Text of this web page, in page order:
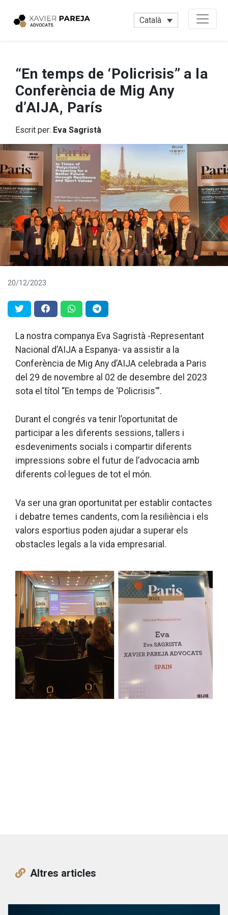
Català
“En temps de ‘Policrisis” a la
Conferència de Mig Any
d’AIJA, París
Escrit per: Eva Sagristà
20/12/2023
La nostra companya Eva Sagristà -Representant
Nacional d’AIJA a Espanya- va assistir a la
Conferència de Mig Any d’AIJA celebrada a Paris
del 29 de novembre al 02 de desembre del 2023
sota el títol “En temps de ‘Policrisis'”.
Durant el congrés va tenir l’oportunitat de
participar a les diferents sessions, tallers i
esdeveniments socials i compartir diferents
impressions sobre el futur de l’advocacia amb
diferents col·legues de tot el món.
Va ser una gran oportunitat per establir contactes
i debatre temes candents, com la resiliència i els
valors esportius poden ajudar a superar els
obstacles legals a la vida empresarial.
Altres articles